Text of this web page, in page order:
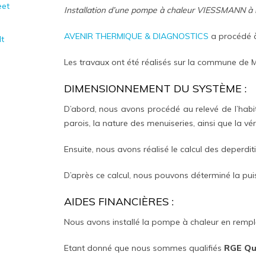
Installation d’une pompe à chaleur VIESSMANN à
AVENIR THERMIQUE & DIAGNOSTICS a procédé
Les travaux ont été réalisés sur la commune de
DIMENSIONNEMENT DU SYSTÈME :
D’abord, nous avons procédé au relevé de
parois, la nature des menuiseries, ainsi que la
Ensuite, nous avons réalisé le calcul des
D’après ce calcul, nous pouvons déterminé la
AIDES FINANCIÈRES :
Nous avons installé la pompe à chaleur en
Etant donné que nous sommes qualifiés RGE